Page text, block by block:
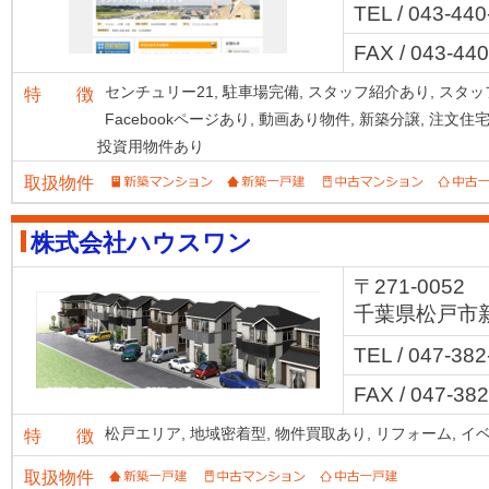
TEL / 043-
FAX / 043-
特 徴 センチュリー21, 駐車場完備, スタッフ紹介あり,
スタ
Facebookページあり,
動画あり物件, 新築分譲, 注文住
投資用物件あり
取扱物件
株式会社ハウスワン
〒271-0052
千葉県松戸市
TEL / 047-
FAX / 047-
特 徴 松戸エリア, 地域密着型, 物件買取あり, リフォーム, イ
取扱物件